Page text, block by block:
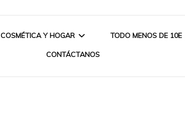
COSMÉTICA Y HOGAR TODO MENOS DE 10E
CONTÁCTANOS